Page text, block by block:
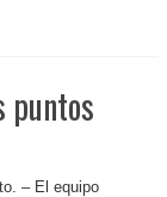
puntos
– El equipo